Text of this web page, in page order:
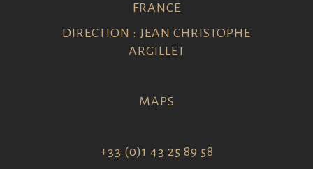
FRANCE
DIRECTION : JEAN CHRISTOPHE
ARGILLET
MAPS
+33 (0)1 43 25 89 58